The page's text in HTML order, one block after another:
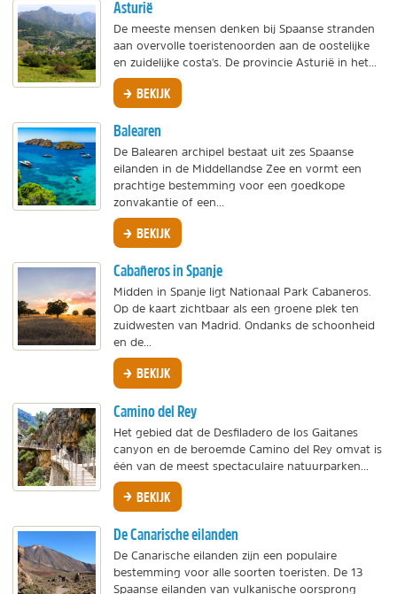
Asturië
De meeste mensen denken bij Spaanse stranden
aan overvolle toeristenoorden aan de oostelijke
en zuidelijke costa's. De provincie Asturië in het...
BEKIJK
Balearen
De Balearen archipel bestaat uit zes Spaanse
eilanden in de Middellandse Zee en vormt een
prachtige bestemming voor een goedkope
zonvakantie of een...
BEKIJK
Cabañeros in Spanje
Midden in Spanje ligt Nationaal Park Cabaneros.
Op de kaart zichtbaar als een groene plek ten
zuidwesten van Madrid. Ondanks de schoonheid
en de...
BEKIJK
Camino del Rey
Het gebied dat de Desfiladero de los Gaitanes
canyon en de beroemde Camino del Rey omvat is
één van de meest spectaculaire natuurparken...
BEKIJK
De Canarische eilanden
De Canarische eilanden zijn een populaire
bestemming voor alle soorten toeristen. De 13
Spaanse eilanden van vulkanische oorsprong